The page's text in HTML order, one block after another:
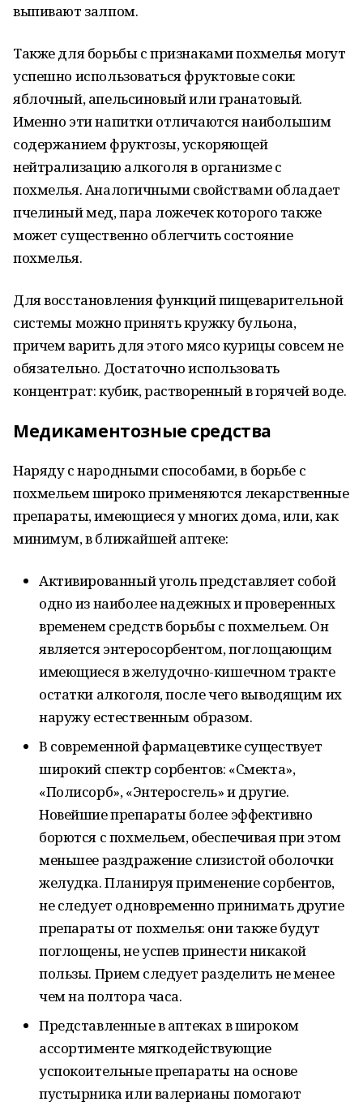
выпивают залпом.
Также для борьбы с признаками похмелья могут
успешно использоваться фруктовые соки:
яблочный, апельсиновый или гранатовый.
Именно эти напитки отличаются наибольшим
содержанием фруктозы, ускоряющей
нейтрализацию алкоголя в организме с
похмелья. Аналогичными свойствами обладает
пчелиный мед, пара ложечек которого также
может существенно облегчить состояние
похмелья.
Для восстановления функций пищеварительной
системы можно принять кружку бульона,
причем варить для этого мясо курицы совсем не
обязательно. Достаточно использовать
концентрат: кубик, растворенный в горячей воде.
Медикаментозные средства
Наряду с народными способами, в борьбе с
похмельем широко применяются лекарственные
препараты, имеющиеся у многих дома, или, как
минимум, в ближайшей аптеке:
Активированный уголь представляет собой
одно из наиболее надежных и проверенных
временем средств борьбы с похмельем. Он
является энтеросорбентом, поглощающим
имеющиеся в желудочно-кишечном тракте
остатки алкоголя, после чего выводящим их
наружу естественным образом.
В современной фармацевтике существует
широкий спектр сорбентов: «Смекта»,
«Полисорб», «Энтеросгель» и другие.
Новейшие препараты более эффективно
борются с похмельем, обеспечивая при этом
меньшее раздражение слизистой оболочки
желудка. Планируя применение сорбентов,
не следует одновременно принимать другие
препараты от похмелья: они также будут
поглощены, не успев принести никакой
пользы. Прием следует разделить не менее
чем на полтора часа.
Представленные в аптеках в широком
ассортименте мягкодействующие
успокоительные препараты на основе
пустырника или валерианы помогают